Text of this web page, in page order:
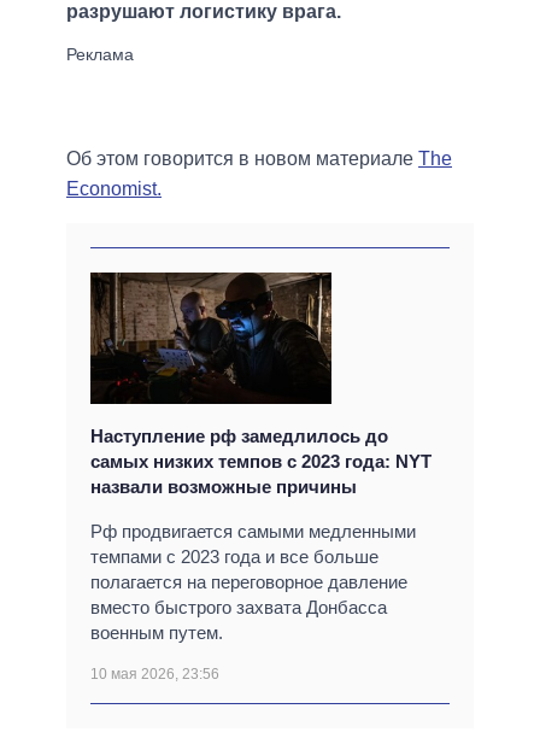
разрушают логистику врага.
Об этом говорится в новом материале The
Economist.
Наступление рф замедлилось до
самых низких темпов с 2023 года: NYT
назвали возможные причины
Рф продвигается самыми медленными
темпами с 2023 года и все больше
полагается на переговорное давление
вместо быстрого захвата Донбасса
военным путем.
10 мая 2026, 23:56